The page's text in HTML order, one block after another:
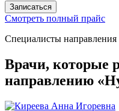
Записаться
Смотреть полный прайс
Специалисты направления
Врачи, которые
направлению